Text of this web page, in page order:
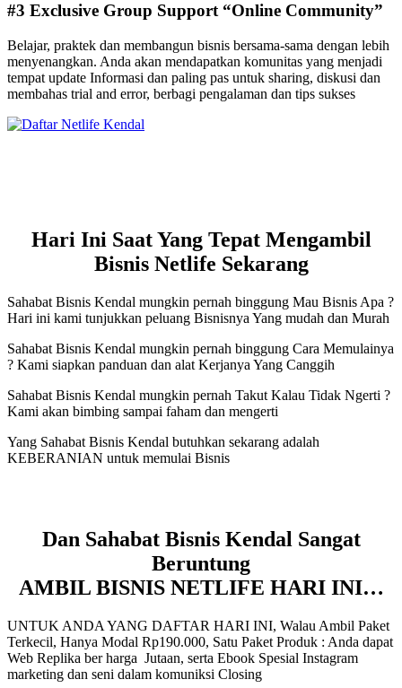
#3 Exclusive Group Support “Online Community”
Belajar, praktek dan membangun bisnis bersama-sama dengan lebih
menyenangkan. Anda akan mendapatkan komunitas yang menjadi
tempat update Informasi dan paling pas untuk sharing, diskusi dan
membahas trial and error, berbagi pengalaman dan tips sukses
Hari Ini Saat Yang Tepat Mengambil
Bisnis Netlife Sekarang
Sahabat Bisnis Kendal mungkin pernah binggung Mau Bisnis Apa ?
Hari ini kami tunjukkan peluang Bisnisnya Yang mudah dan Murah
Sahabat Bisnis Kendal mungkin pernah binggung Cara Memulainya
? Kami siapkan panduan dan alat Kerjanya Yang Canggih
Sahabat Bisnis Kendal mungkin pernah Takut Kalau Tidak Ngerti ?
Kami akan bimbing sampai faham dan mengerti
Yang Sahabat Bisnis Kendal butuhkan sekarang adalah
KEBERANIAN untuk memulai Bisnis
Dan Sahabat Bisnis Kendal Sangat
Beruntung
AMBIL BISNIS NETLIFE HARI INI…
UNTUK ANDA YANG DAFTAR HARI INI, Walau Ambil Paket
Terkecil, Hanya Modal Rp190.000, Satu Paket Produk : Anda dapat
Web Replika ber harga Jutaan, serta Ebook Spesial Instagram
marketing dan seni dalam komuniksi Closing